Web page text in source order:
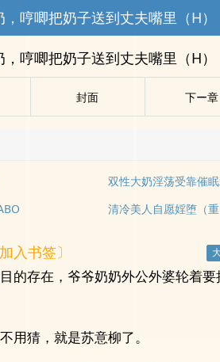
哼唧把奶子送到丈夫嘴里（H）
哼唧把奶子送到丈夫嘴里（H）
封面 下ー章
清冷美人自愿婬堕（重
加入书签〕
的存在，爷爷奶奶外公外婆轮着
用猜，就是苏意柳了。